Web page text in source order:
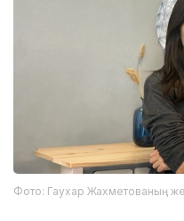
Фото: Гаухар Жахметованың